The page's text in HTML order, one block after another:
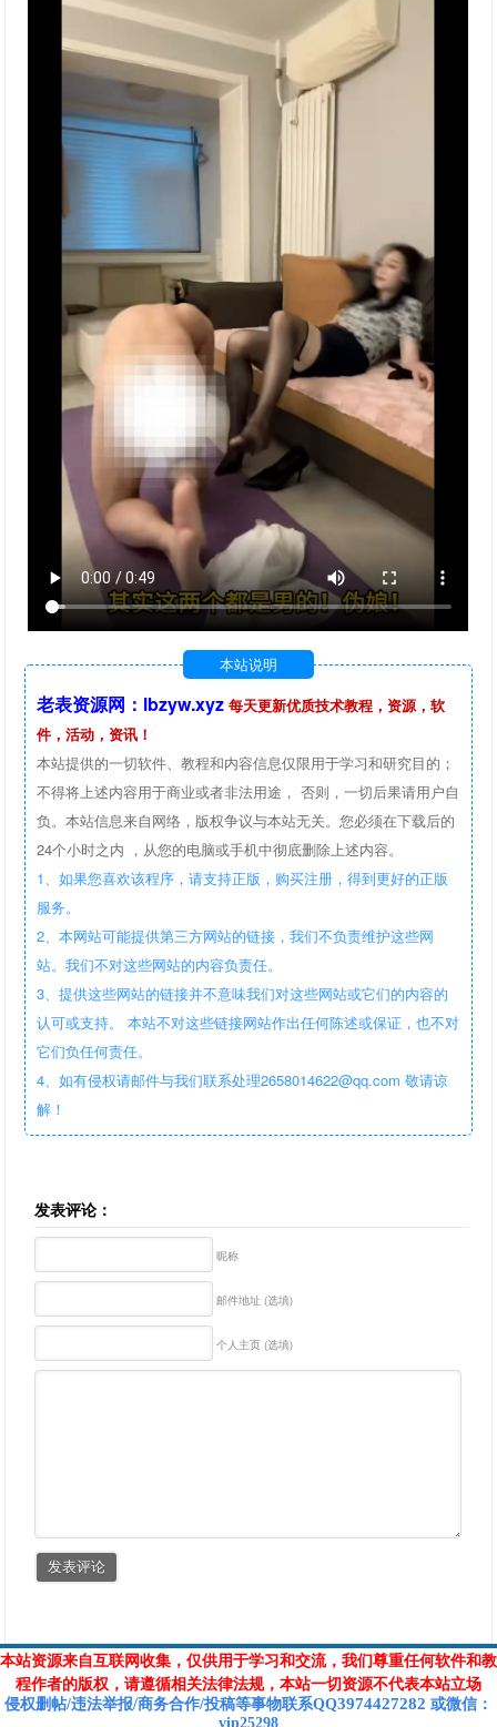
本站说明
老表资源网：lbzyw.xyz 每天更新优质技术教程，资源，软
件，活动，资讯！
本站提供的一切软件、教程和内容信息仅限用于学习和研究目的；
不得将上述内容用于商业或者非法用途， 否则，一切后果请用户自
负。本站信息来自网络，版权争议与本站无关。您必须在下载后的
24个小时之内 ，从您的电脑或手机中彻底删除上述内容。
1、如果您喜欢该程序，请支持正版，购买注册，得到更好的正版
服务。
2、本网站可能提供第三方网站的链接，我们不负责维护这些网
站。我们不对这些网站的内容负责任。
3、提供这些网站的链接并不意味我们对这些网站或它们的内容的
认可或支持。 本站不对这些链接网站作出任何陈述或保证，也不对
它们负任何责任。
4、如有侵权请邮件与我们联系处理2658014622@qq.com 敬请谅
解！
发表评论：
昵称
邮件地址 (选填)
个人主页 (选填)
本站资源来自互联网收集，仅供用于学习和交流，我们尊重任何软件和教
程作者的版权，请遵循相关法律法规，本站一切资源不代表本站立场
侵权删帖/违法举报/商务合作/投稿等事物联系QQ3974427282 或微信 ：
vip25298